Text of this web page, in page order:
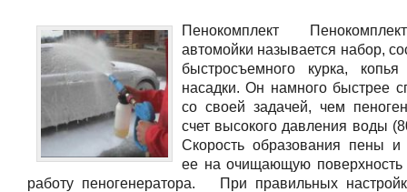
Пенокомплект
автомойки называется набор,
быстросъемного курка,
насадки. Он намного быстрее
со своей задачей, чем
счет высокого давления воды
Скорость образования пены и
ее на очищающую поверхность
работу пеногенератора. При правильных